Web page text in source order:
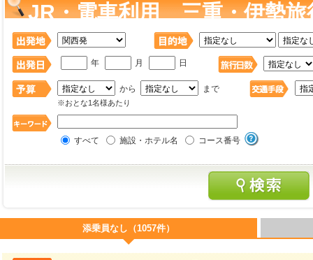
JR・電車利用 三重・伊勢旅
年 月 日
から まで
※おとな1名様あたり
すべて 施設・ホテル名 コース番号
添乗員なし（1057件）